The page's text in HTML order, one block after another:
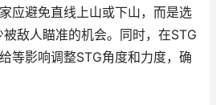
应避免直线上山或下山，而是选
被敌人瞄准的机会。同时，在STG
等影响调整STG角度和力度，确